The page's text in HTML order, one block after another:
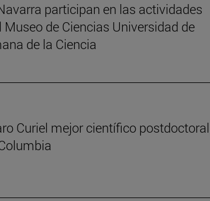
participan en las actividades
de Ciencias Universidad de
de la Ciencia
Curiel mejor científico